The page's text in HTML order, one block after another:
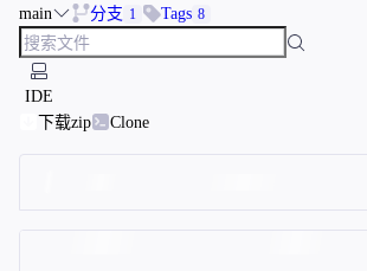
main 分支 1 Tags 8
IDE
下载zip
Clone